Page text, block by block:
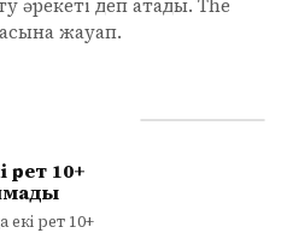
әрекеті деп атады. The
жауап.
рет 10+
рет 10+